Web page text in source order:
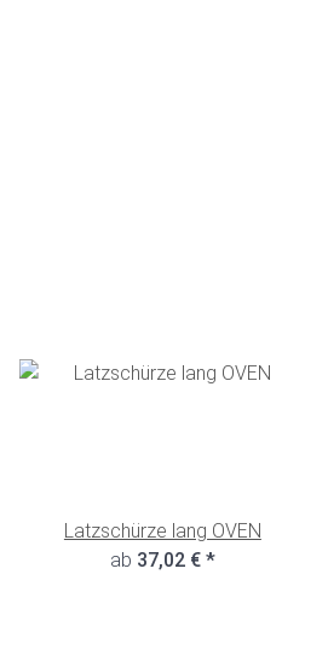
Latzschürze lang OVEN
ab 37,02 € *